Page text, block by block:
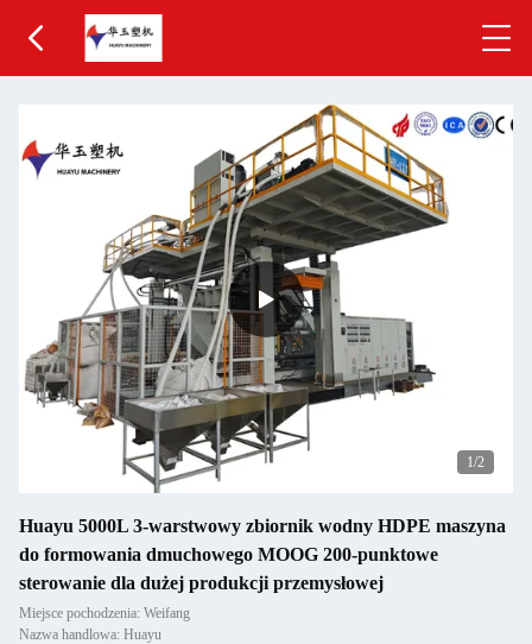
1/2
Huayu 5000L 3-warstwowy zbiornik wodny HDPE maszyna
do formowania dmuchowego MOOG 200-punktowe
sterowanie dla dużej produkcji przemysłowej
Miejsce pochodzenia: Weifang
Nazwa handlowa: Huayu